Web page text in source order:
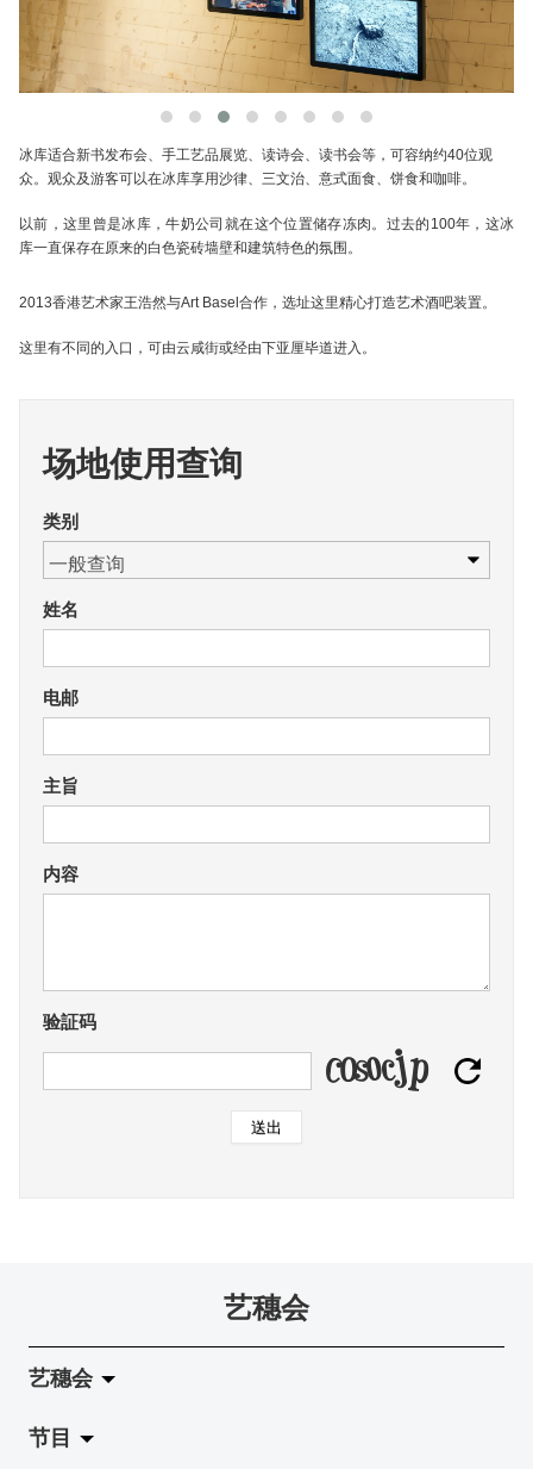
冰库适合新书发布会、手工艺品展览、读诗会、读书会等，可容纳约40位观
众。观众及游客可以在冰库享用沙律、三文治、意式面食、饼食和咖啡。
以前，这里曾是冰库，牛奶公司就在这个位置储存冻肉。过去的100年，这冰
库一直保存在原来的白色瓷砖墙壁和建筑特色的氛围。
2013香港艺术家王浩然与Art Basel合作，选址这里精心打造艺术酒吧装置。
这里有不同的入口，可由云咸街或经由下亚厘毕道进入。
场地使用查询
类别
姓名
电邮
主旨
内容
验証码
送出
艺穗会
艺穗会
关于艺穗会
节目